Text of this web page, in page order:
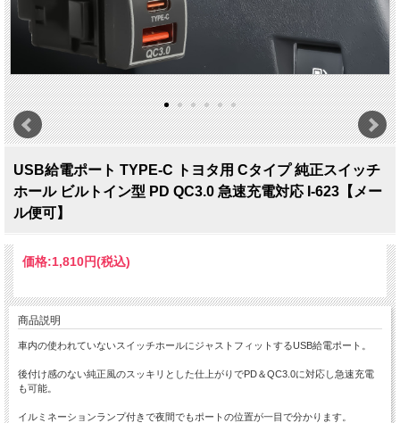
USB給電ポート TYPE-C トヨタ用 Cタイプ 純正スイッチ
ホール ビルトイン型 PD QC3.0 急速充電対応 I-623【メー
ル便可】
価格:1,810円(税込)
商品説明
車内の使われていないスイッチホールにジャストフィットするUSB給電ポート。
後付け感のない純正風のスッキリとした仕上がりでPD＆QC3.0に対応し急速充電
も可能。
イルミネーションランプ付きで夜間でもポートの位置が一目で分かります。